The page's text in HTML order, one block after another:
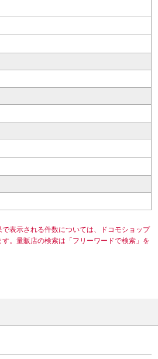
で表示される件数については、ドコモショップ
。量販店の検索は「フリーワードで検索」を